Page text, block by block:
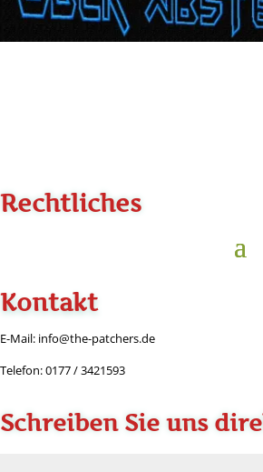
Rechtliches
Kontakt
E-Mail: info@the-patchers.de
Telefon: 0177 / 3421593
Schreiben Sie uns